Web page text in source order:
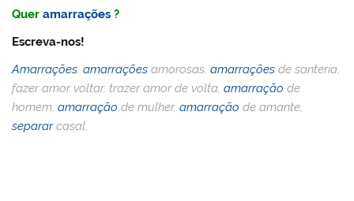
Queramarrações ?
Escreva-nos!
Amarrações,amarrações amorosas,amarrações de santeria,
fazer amor voltar, trazer amor de volta,amarração de
homem,amarração de mulher,amarração de amante,
separarcasal,